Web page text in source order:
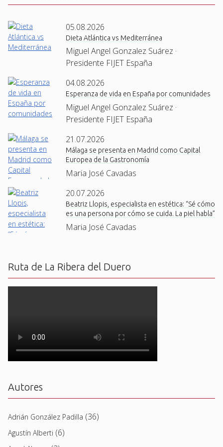
05.08.2026
Dieta Atlántica vs Mediterránea
Miguel Angel Gonzalez Suárez ·
Presidente FIJET España
04.08.2026
Esperanza de vida en España por comunidades
Miguel Angel Gonzalez Suárez ·
Presidente FIJET España
21.07.2026
Málaga se presenta en Madrid como Capital
Europea de la Gastronomía
Maria José Cavadas
20.07.2026
Beatriz Llopis, especialista en estética: “Sé cómo
es una persona por cómo se cuida. La piel habla”
Maria José Cavadas
Ruta de La Ribera del Duero
Autores
Adrián González Padilla (36)
Agustín Alberti (6)